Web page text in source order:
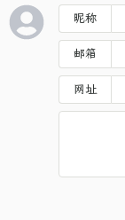
昵称
邮箱
网址